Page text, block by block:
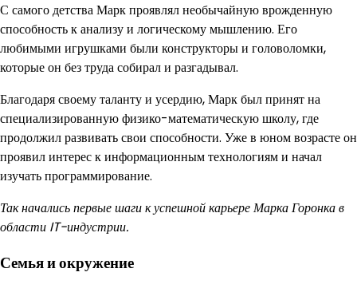
С самого детства Марк проявлял необычайную врожденную
способность к анализу и логическому мышлению. Его
любимыми игрушками были конструкторы и головоломки,
которые он без труда собирал и разгадывал.
Благодаря своему таланту и усердию, Марк был принят на
специализированную физико-математическую школу, где
продолжил развивать свои способности. Уже в юном возрасте он
проявил интерес к информационным технологиям и начал
изучать программирование.
Так начались первые шаги к успешной карьере Марка Горонка в
области IT-индустрии.
Семья и окружение